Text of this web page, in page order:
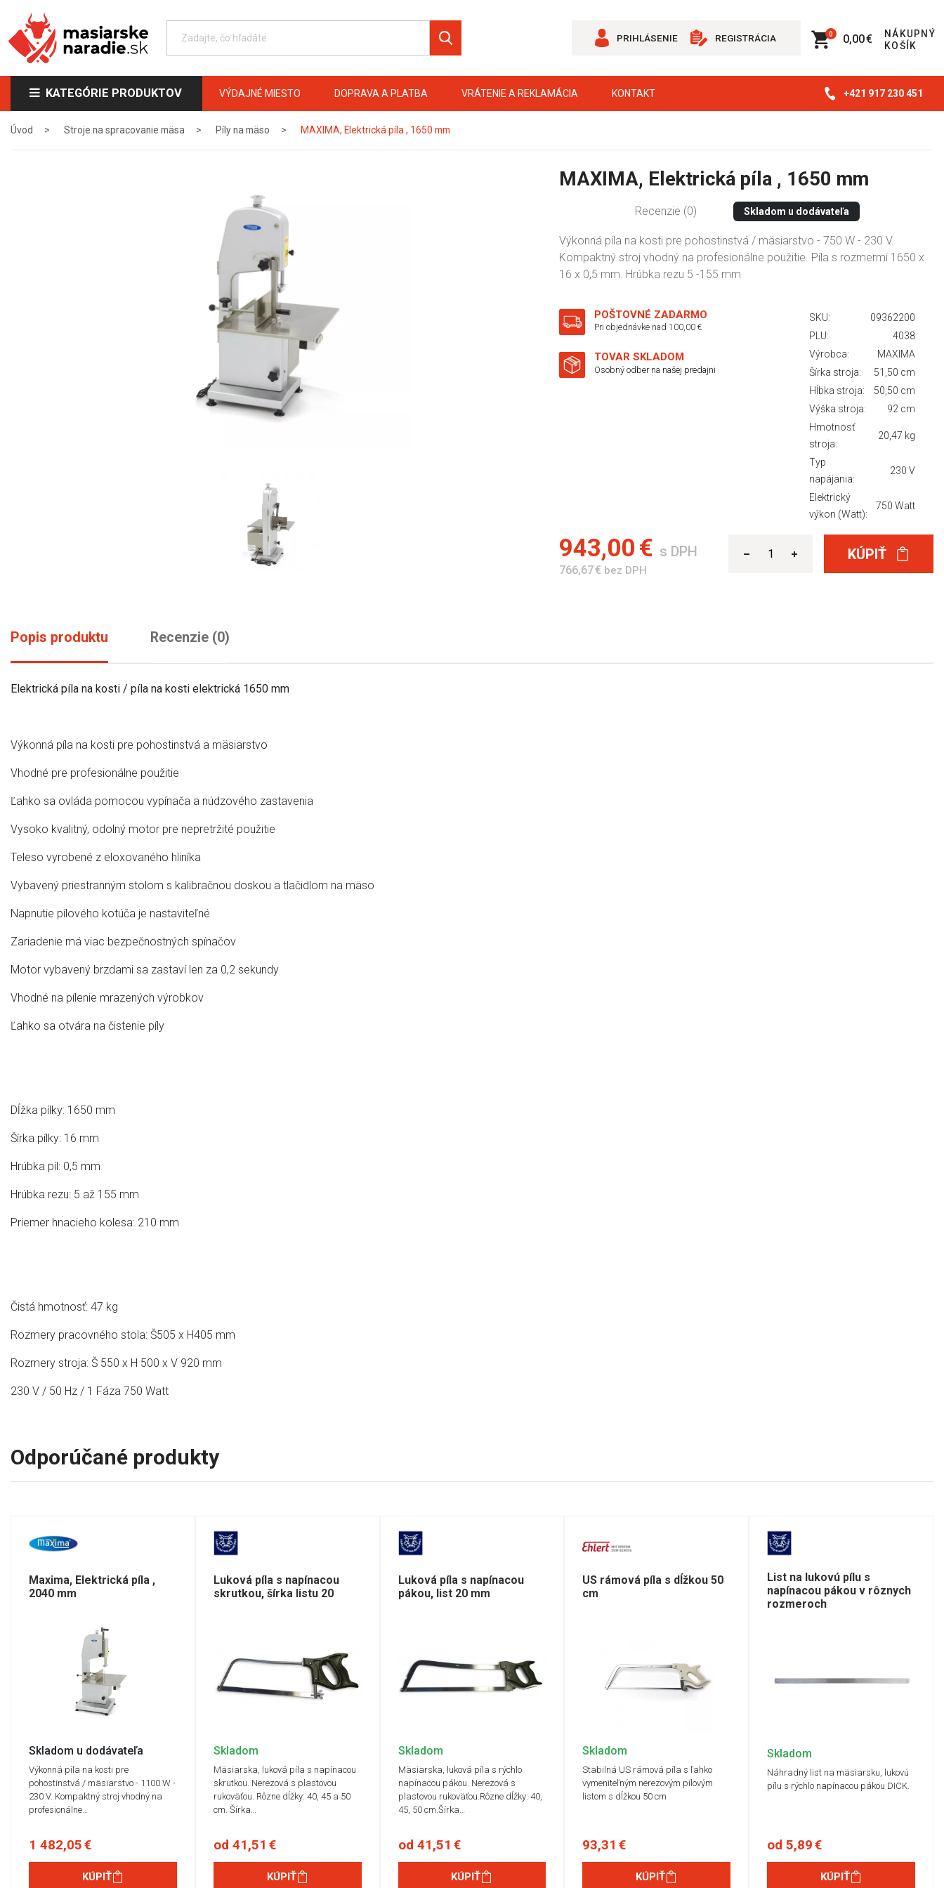
PRIHLÁSENIE REGISTRÁCIA 0,00 €
NÁKUPNÝ
KOŠÍK
0
KATEGÓRIE PRODUKTOV VÝDAJNÉ MIESTO DOPRAVA A PLATBA VRÁTENIE A REKLAMÁCIA KONTAKT +421 917 230 451
Úvod Stroje na spracovanie mäsa Píly na mäso MAXIMA, Elektrická píla , 1650 mm
MAXIMA, Elektrická píla , 1650 mm
Recenzie (0) Skladom u dodávateľa
Výkonná píla na kosti pre pohostinstvá / mäsiarstvo - 750 W - 230 V.
Kompaktný stroj vhodný na profesionálne použitie. Píla s rozmermi 1650 x
16 x 0,5 mm. Hrúbka rezu 5 -155 mm
POŠTOVNÉ ZADARMO
Pri objednávke nad 100,00 €
TOVAR SKLADOM
Osobný odber na našej predajni
SKU:
09362200
PLU:
4038
Výrobca:
MAXIMA
Šírka stroja:
51,50 cm
Hĺbka stroja:
50,50 cm
Výška stroja:
92 cm
Hmotnosť
stroja:
20,47 kg
Typ
napájania:
230 V
Elektrický
výkon (Watt):
750 Watt
943,00 € s DPH
766,67 € bez DPH
KÚPIŤ
Popis produktu Recenzie (0)
Elektrická píla na kosti / píla na kosti elektrická 1650 mm
Výkonná píla na kosti pre pohostinstvá a mäsiarstvo
Vhodné pre profesionálne použitie
Ľahko sa ovláda pomocou vypínača a núdzového zastavenia
Vysoko kvalitný, odolný motor pre nepretržité použitie
Teleso vyrobené z eloxovaného hliníka
Vybavený priestranným stolom s kalibračnou doskou a tlačidlom na mäso
Napnutie pílového kotúča je nastaviteľné
Zariadenie má viac bezpečnostných spínačov
Motor vybavený brzdami sa zastaví len za 0,2 sekundy
Vhodné na pílenie mrazených výrobkov
Ľahko sa otvára na čistenie píly
Dĺžka pílky: 1650 mm
Šírka pílky: 16 mm
Hrúbka píl: 0,5 mm
Hrúbka rezu: 5 až 155 mm
Priemer hnacieho kolesa: 210 mm
Čistá hmotnosť: 47 kg
Rozmery pracovného stola: Š505 x H405 mm
Rozmery stroja: Š 550 x H 500 x V 920 mm
230 V / 50 Hz / 1 Fáza 750 Watt
Odporúčané produkty
Maxima, Elektrická píla ,
2040 mm
Skladom u dodávateľa
Výkonná píla na kosti pre
pohostinstvá / mäsiarstvo - 1100 W -
230 V. Kompaktný stroj vhodný na
profesionálne…
1 482,05 €
KÚPIŤ
Luková píla s napínacou
skrutkou, šírka listu 20
Skladom
Mäsiarska, luková píla s napínacou
skrutkou. Nerezová s plastovou
rukoväťou. Rôzne dĺžky: 40, 45 a 50
cm. Šírka…
od 41,51 €
KÚPIŤ
Luková píla s napínacou
pákou, list 20 mm
Skladom
Mäsiarska, luková píla s rýchlo
napínacou pákou. Nerezová s
plastovou rukoväťou.Rôzne dĺžky: 40,
45, 50 cm.Šírka…
od 41,51 €
KÚPIŤ
US rámová píla s dĺžkou 50
cm
Skladom
Stabilná US rámová píla s ľahko
vymeniteľným nerezovým pílovým
listom s dĺžkou 50 cm
93,31 €
KÚPIŤ
List na lukovú pílu s
napínacou pákou v rôznych
rozmeroch
Skladom
Náhradný list na mäsiarsku, lukovú
pílu s rýchlo napínacou pákou DICK.
od 5,89 €
KÚPIŤ